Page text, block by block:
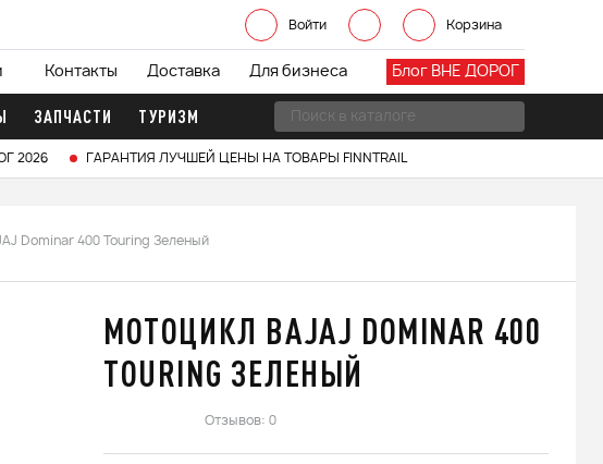
Войти Корзина
Блог ВНЕ ДОРОГ
Контакты Доставка Для бизнеса
ЗАПЧАСТИ ТУРИЗМ
2026 ГАРАНТИЯ ЛУЧШЕЙ ЦЕНЫ НА ТОВАРЫ FINNTRAIL
Dominar 400 Touring Зеленый
МОТОЦИКЛ BAJAJ DOMINAR 400
TOURING ЗЕЛЕНЫЙ
Отзывов: 0